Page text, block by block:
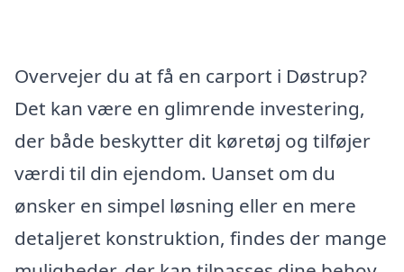
Overvejer du at få en carport i Døstrup?
Det kan være en glimrende investering,
der både beskytter dit køretøj og tilføjer
værdi til din ejendom. Uanset om du
ønsker en simpel løsning eller en mere
detaljeret konstruktion, findes der mange